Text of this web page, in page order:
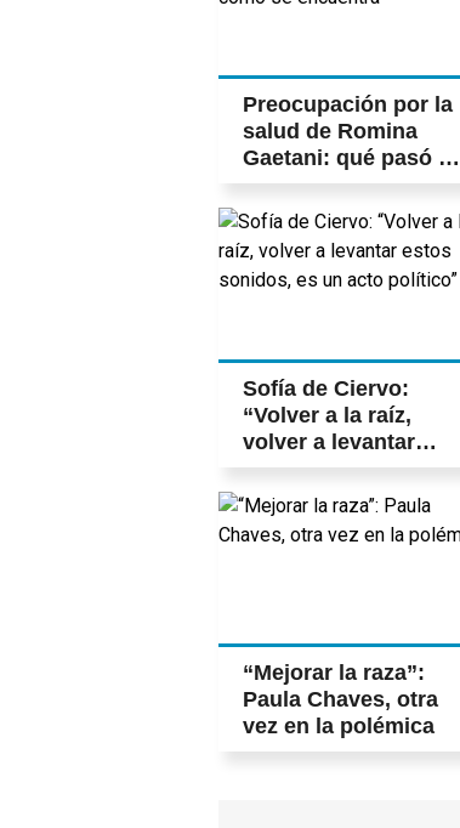
Preocupación por la
salud de Romina
Gaetani: qué pasó y
cómo se encuentra
Sofía de Ciervo:
“Volver a la raíz,
volver a levantar
estos sonidos, es un
acto político”
“Mejorar la raza”:
Paula Chaves, otra
vez en la polémica